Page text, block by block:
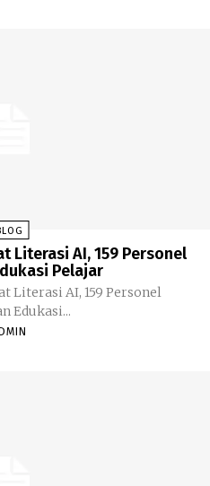
Literasi AI, 159 Personel
Pelajar
Literasi AI, 159 Personel
Edukasi...